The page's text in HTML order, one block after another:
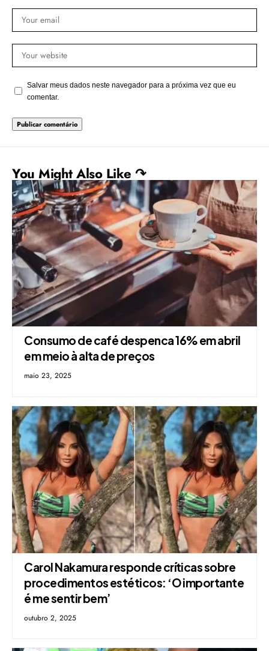
Salvar meus dados neste navegador para a próxima vez que eu
comentar.
You Might Also Like ↷
Consumo de café despenca 16% em abril
em meio à alta de preços
maio 23, 2025
Carol Nakamura responde críticas sobre
procedimentos estéticos: ‘O importante
é me sentir bem’
outubro 2, 2025